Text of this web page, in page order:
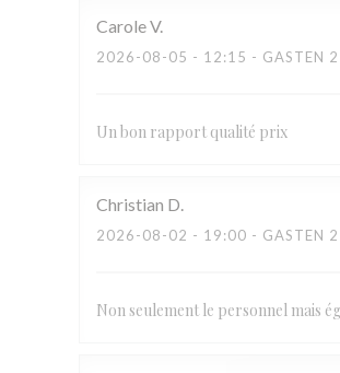
CaroleV
2026-08-05 - 12:15 - GASTEN 2
Un bon rapport qualité prix
Christian D
2026-08-02 - 19:00 - GASTEN 2
Non seulement le personnel mais